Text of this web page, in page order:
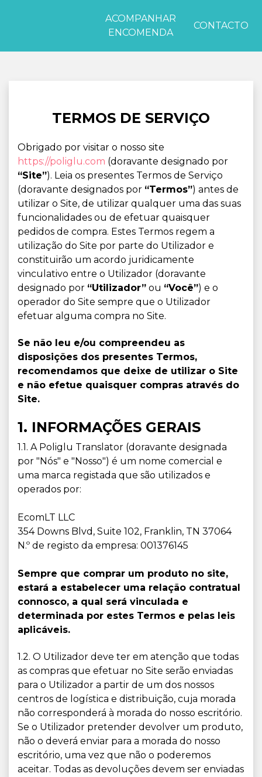
ACOMPANHAR
ENCOMENDA
CONTACTO
TERMOS DE SERVIÇO
Obrigado por visitar o nosso site
https://poliglu.com (doravante designado por
“Site”). Leia os presentes Termos de Serviço
(doravante designados por “Termos”) antes de
utilizar o Site, de utilizar qualquer uma das suas
funcionalidades ou de efetuar quaisquer
pedidos de compra. Estes Termos regem a
utilização do Site por parte do Utilizador e
constituirão um acordo juridicamente
vinculativo entre o Utilizador (doravante
designado por “Utilizador” ou “Você”) e o
operador do Site sempre que o Utilizador
efetuar alguma compra no Site.
Se não leu e/ou compreendeu as
disposições dos presentes Termos,
recomendamos que deixe de utilizar o Site
e não efetue quaisquer compras através do
Site.
1. INFORMAÇÕES GERAIS
1.1. A Poliglu Translator (doravante designada
por "Nós" e "Nosso") é um nome comercial e
uma marca registada que são utilizados e
operados por:
EcomLT LLC
354 Downs Blvd, Suite 102, Franklin, TN 37064
N.º de registo da empresa: 001376145
Sempre que comprar um produto no site,
estará a estabelecer uma relação contratual
connosco, a qual será vinculada e
determinada por estes Termos e pelas leis
aplicáveis.
1.2. O Utilizador deve ter em atenção que todas
as compras que efetuar no Site serão enviadas
para o Utilizador a partir de um dos nossos
centros de logística e distribuição, cuja morada
não corresponderá à morada do nosso escritório.
Se o Utilizador pretender devolver um produto,
não o deverá enviar para a morada do nosso
escritório, uma vez que não o poderemos
aceitar. Todas as devoluções devem ser enviadas